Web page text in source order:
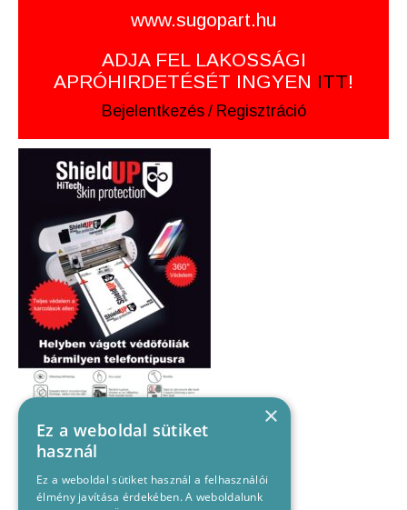
www.sugopart.hu
ADJA FEL LAKOSSÁGI
APRÓHIRDETÉSÉT INGYEN ITT!
Bejelentkezés / Regisztráció
×
Ez a weboldal sütiket
használ
Ez a weboldal sütiket használ a felhasználói
élmény javítása érdekében. A weboldalunk